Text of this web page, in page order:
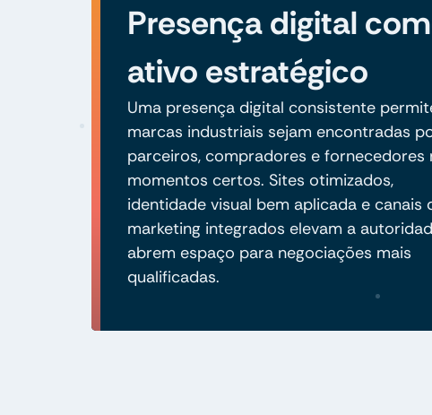
Presença digital
ativo estratégico
Uma presença digital consistente
marcas industriais sejam encontradas
parceiros, compradores e fornecedores
momentos certos. Sites otimizados,
identidade visual bem aplicada e canais
marketing integrados elevam a
abrem espaço para negociações mais
qualificadas.